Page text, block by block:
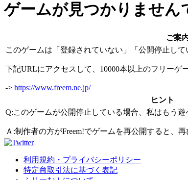
ゲームが見つかりません
ご案
このゲームは「登録されていない」「公開停止し
下記URLにアクセスして、10000本以上のフリーゲ
-> https://www.freem.ne.jp/
ヒント
Q:このゲームが公開停止している場合、私はもう遊
Ａ:制作者の方がFreem!でゲームを再公開すると、
利用規約・プライバシーポリシー
特定商取引法に基づく表記